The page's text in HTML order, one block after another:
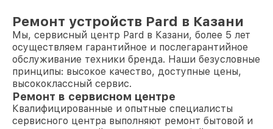
Ремонт устройств Pard в Казани
Мы, сервисный центр Pard в Казани, более 5 лет
осуществляем гарантийное и послегарантийное
обслуживание техники бренда. Наши безусловные
принципы: высокое качество, доступные цены,
высококлассный сервис.
Ремонт в сервисном центре
Квалифицированные и опытные специалисты
сервисного центра выполняют ремонт бытовой и